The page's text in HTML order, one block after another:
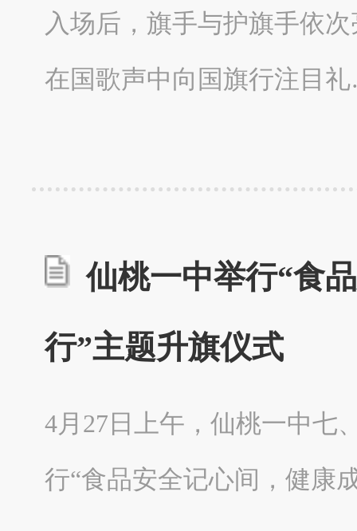
入场后，旗手与护旗手依
在国歌声中向国旗行注目
仙桃一中举行“食
行”主题升旗仪式
4月27日上午，仙桃一中七
行“食品安全记心间，健康